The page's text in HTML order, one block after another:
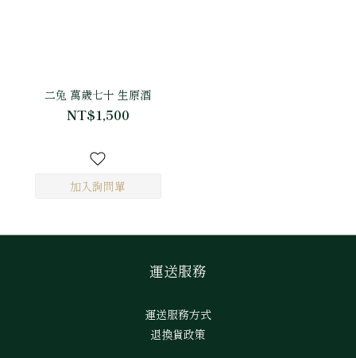
二兔 萬歲七十 生原酒
NT$1,500
運送服務
運送服務方式
退換貨政策